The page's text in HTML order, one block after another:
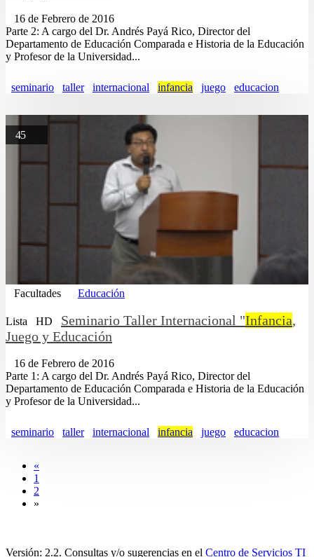
16 de Febrero de 2016
Parte 2: A cargo del Dr. Andrés Payá Rico, Director del
Departamento de Educación Comparada e Historia de la Educación
y Profesor de la Universidad...
seminario taller internacional infancia juego educacion
45
Facultades Educación
Lista HD Seminario Taller Internacional "Infancia,
Juego y Educación
16 de Febrero de 2016
Parte 1: A cargo del Dr. Andrés Payá Rico, Director del
Departamento de Educación Comparada e Historia de la Educación
y Profesor de la Universidad...
seminario taller internacional infancia juego educacion
«
1
2
»
Versión: 2.2. Consultas y/o sugerencias en el Centro de Servicios TI